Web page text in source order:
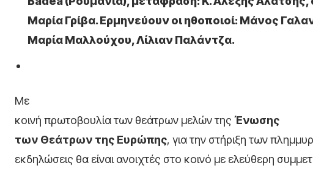
Μαρία Γρίβα. Ερμηνεύουν οι ηθοποιοί: Μάνος
Μαρία Μαλλούχου, Λίλιαν Παλάντζα.
Με
κοινή πρωτοβουλία των θεάτρων μελών της Ένωσης
των Θεάτρων της Ευρώπης, για την στήριξη των
εκδηλώσεις θα είναι ανοιχτές στο κοινό με ελεύθερη